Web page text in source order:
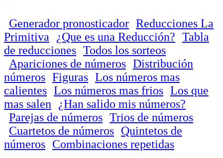
Generador pronosticador Reducciones La
Primitiva
¿Que es una Reducción? Tabla
de reducciones Todos los sorteos
Apariciones de números Distribución
números Figuras Los números mas
calientes Los números mas frios Los que
mas salen
¿Han salido mis números?
Parejas de números Trios de números
Cuartetos de números Quintetos de
números Combinaciones repetidas